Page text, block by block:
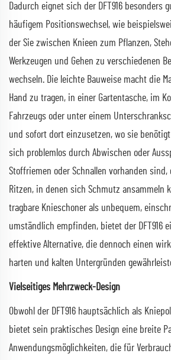
Dadurch eignet sich der DFT916 besonders
häufigem Positionswechsel, wie
der Sie zwischen Knieen zum Pflanzen,
Werkzeugen und Gehen zu verschiedenen
wechseln. Die leichte Bauweise macht die
Hand zu tragen, in einer Gartentasche, im
Fahrzeugs oder unter einem
und sofort dort einzusetzen, wo sie
sich problemlos durch Abwischen oder
Stoffriemen oder Schnallen vorhanden
Ritzen, in denen sich Schmutz ansammeln
tragbare Knieschoner als unbequem,
umständlich empfinden, bietet der DFT916
effektive Alternative, die dennoch einen
harten und kalten Untergründen
Vielseitiges Mehrzweck-Design
Obwohl der DFT916 hauptsächlich als
bietet sein praktisches Design eine breite
Anwendungsmöglichkeiten, die für